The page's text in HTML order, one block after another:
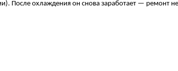
После охлаждения он снова заработает — ремонт не